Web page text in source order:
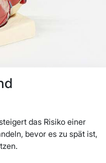
das Risiko einer
bevor es zu spät ist,